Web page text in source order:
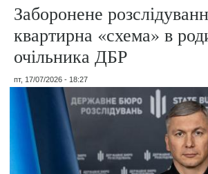
Заборонене
квартирна «схема» в
очільника ДБР
пт, 17/07/2026 - 18:27